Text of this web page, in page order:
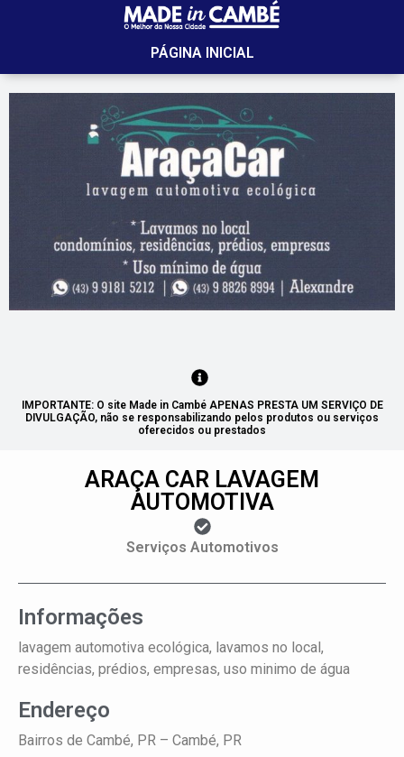
PÁGINA INICIAL
IMPORTANTE: O site Made in Cambé APENAS PRESTA UM SERVIÇO DE
DIVULGAÇÃO, não se responsabilizando pelos produtos ou serviços
oferecidos ou prestados
ARAÇA CAR LAVAGEM
AUTOMOTIVA
Serviços Automotivos
Informações
lavagem automotiva ecológica, lavamos no local,
residências, prédios, empresas, uso minimo de água
Endereço
Bairros de Cambé, PR – Cambé, PR